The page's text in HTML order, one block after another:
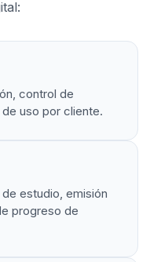
control de
uso por cliente.
estudio, emisión
progreso de